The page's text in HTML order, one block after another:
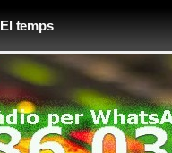
El temps